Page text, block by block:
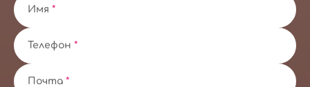
Имя *
Телефон *
Почта *